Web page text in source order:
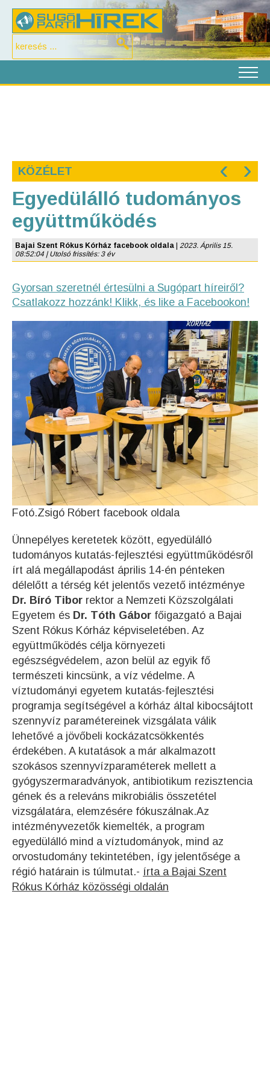
KÖZÉLET ‹ ›
Egyedülálló tudományos
együttműködés
Bajai Szent Rókus Kórház facebook oldala
2023. Április 15.
08:52:04 | Utolsó frissítés: 3 év
Gyorsan szeretnél értesülni a Sugópart híreiről?
Csatlakozz hozzánk! Klikk, és like a Facebookon!
Fotó.Zsigó Róbert facebook oldala
Ünnepélyes keretetek között, egyedülálló
tudományos kutatás-fejlesztési együttműködésről
írt alá megállapodást április 14-én pénteken
délelőtt a térség két jelentős vezető intézménye
Dr. Bíró Tibor rektor a Nemzeti Közszolgálati
Egyetem és Dr. Tóth Gábor főigazgató a Bajai
Szent Rókus Kórház képviseletében. Az
együttműködés célja környezeti
egészségvédelem, azon belül az egyik fő
természeti kincsünk, a víz védelme. A
víztudományi egyetem kutatás-fejlesztési
programja segítségével a kórház által kibocsájtott
szennyvíz paramétereinek vizsgálata válik
lehetővé a jövőbeli kockázatcsökkentés
érdekében. A kutatások a már alkalmazott
szokásos szennyvízparaméterek mellett a
gyógyszermaradványok, antibiotikum rezisztencia
gének és a releváns mikrobiális összetétel
vizsgálatára, elemzésére fókuszálnak.Az
intézményvezetők kiemelték, a program
egyedülálló mind a víztudományok, mind az
orvostudomány tekintetében, így jelentősége a
régió határain is túlmutat.- írta a Bajai Szent
Rókus Kórház közösségi oldalán